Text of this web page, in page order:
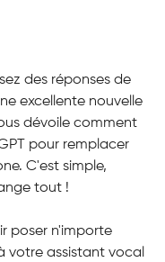
des réponses de
excellente nouvelle
dévoile comment
pour remplacer
C'est simple,
tout !
poser n'importe
votre assistant vocal